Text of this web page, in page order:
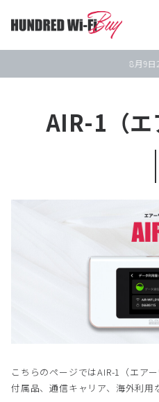
8月9日
AIR-1（エ
こちらのページではAIR-1（エア
付属品、通信キャリア、海外利用